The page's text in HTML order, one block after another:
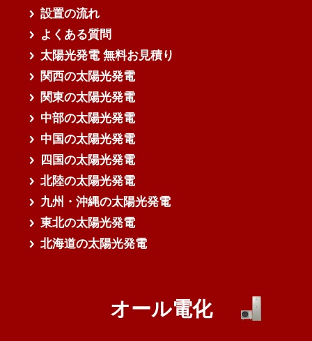
設置の流れ
よくある質問
太陽光発電 無料お見積り
関西の太陽光発電
関東の太陽光発電
中部の太陽光発電
中国の太陽光発電
四国の太陽光発電
北陸の太陽光発電
九州・沖縄の太陽光発電
東北の太陽光発電
北海道の太陽光発電
オール電化